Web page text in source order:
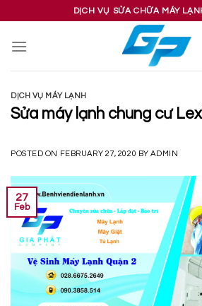
content
DỊCH VỤ SỬA CHỮA MÁY
DỊCH VỤ MÁY LẠNH
Sửa máy lạnh chung cư
POSTED ON FEBRUARY 27, 2020 BYADMIN
27
Feb